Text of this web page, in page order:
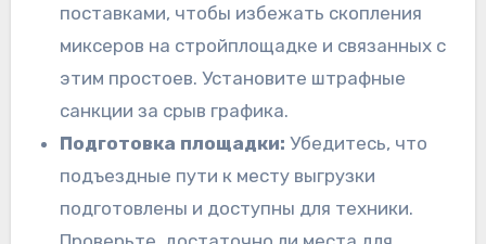
поставками, чтобы избежать скопления
миксеров на стройплощадке и связанных с
этим простоев. Установите штрафные
санкции за срыв графика.
Подготовка площадки: Убедитесь, что
подъездные пути к месту выгрузки
подготовлены и доступны для техники.